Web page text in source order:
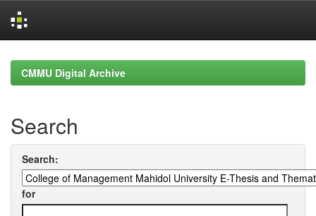
navigationCMMU Digital Archive
Search
Search:
for